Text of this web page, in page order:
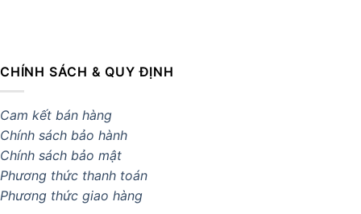
CHÍNH SÁCH & QUY ĐỊNH
Cam kết bán hàng
Chính sách bảo hành
Chính sách bảo mật
Phương thức thanh toán
Phương thức giao hàng